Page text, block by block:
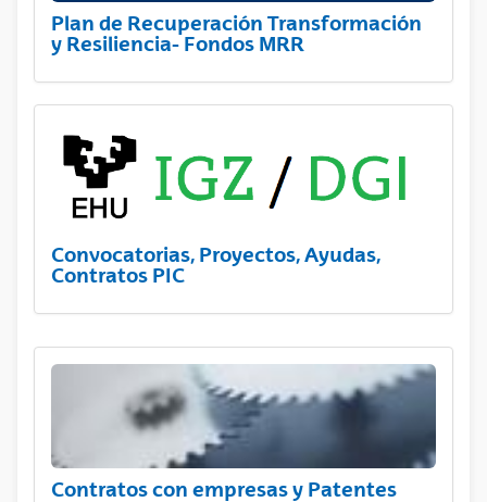
Plan de Recuperación Transformación
y Resiliencia- Fondos MRR
Convocatorias, Proyectos, Ayudas,
Contratos PIC
Contratos con empresas y Patentes